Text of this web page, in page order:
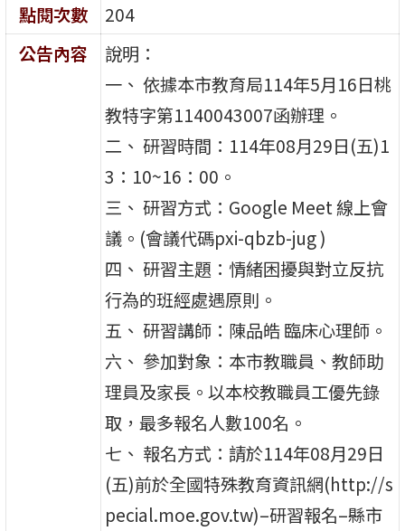
點閱次數
204
公告內容
說明：
一、 依據本市教育局114年5月16日桃
教特字第1140043007函辦理。
二、 研習時間：114年08月29日(五)1
3：10~16：00。
三、 研習方式：Google Meet 線上會
議。(會議代碼pxi-qbzb-jug )
四、 研習主題：情緒困擾與對立反抗
行為的班經處遇原則。
五、 研習講師：陳品皓 臨床心理師。
六、 參加對象：本市教職員、教師助
理員及家長。以本校教職員工優先錄
取，最多報名人數100名。
七、 報名方式：請於114年08月29日
(五)前於全國特殊教育資訊網(http://s
pecial.moe.gov.tw)–研習報名–縣市